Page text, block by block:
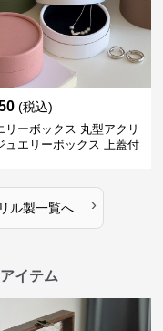
(税込)
リーボックス 丸型アクリ
ュエリーボックス 上蓋付
ル製一覧へ ›
イテム